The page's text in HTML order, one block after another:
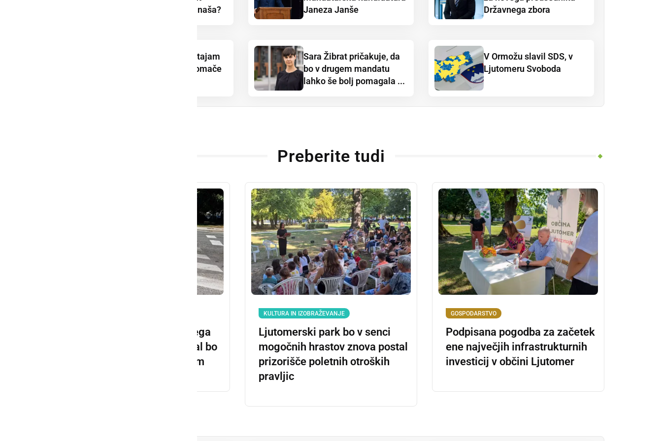
2026–2030. Kaj prinaša?
Janeza Janše
Državnega zbora
Dominik Štrakl: Ostajam
aktiven in vpet v domače
Sara Žibrat pričakuje, da
bo v drugem mandatu
lahko še bolj pomagala ...
V Ormožu slavil SDS, v
Ljutomeru Svoboda
Preberite tudi
Pričela se bo gradnja novega
krožišča v Ljutomeru, veljal bo
spremenjen prometni režim
KULTURA IN IZOBRAŽEVANJE
Ljutomerski park bo v senci
mogočnih hrastov znova postal
prizorišče poletnih otroških
pravljic
GOSPODARSTVO
Podpisana pogodba za začetek
ene največjih infrastrukturnih
investicij v občini Ljutomer